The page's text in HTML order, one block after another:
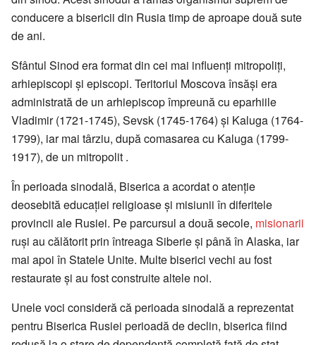
conducere a bisericii din Rusia timp de aproape două sute
de ani.
Sfântul Sinod era format din cei mai influenţi mitropoliţi,
arhiepiscopi şi episcopi. Teritoriul Moscova însăşi era
administrată de un arhiepiscop împreună cu eparhiile
Vladimir (1721-1745), Sevsk (1745-1764) şi Kaluga (1764-
1799), iar mai târziu, după comasarea cu Kaluga (1799-
1917), de un mitropolit .
În perioada sinodală, Biserica a acordat o atenţie
deosebită educaţiei religioase şi misiunii în diferitele
provincii ale Rusiei. Pe parcursul a două secole, misionarii
ruşi au călătorit prin întreaga Siberie şi până în Alaska, iar
mai apoi în Statele Unite. Multe biserici vechi au fost
restaurate şi au fost construite altele noi.
Unele voci consideră că perioada sinodală a reprezentat
pentru Biserica Rusiei perioadă de declin, biserica fiind